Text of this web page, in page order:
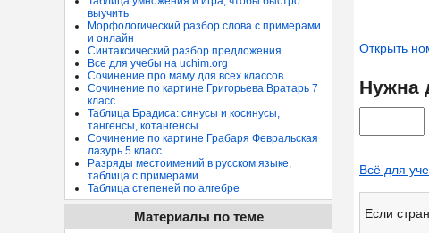
Открыть
Нужна
Всё для
Если
выучить
Морфологический разбор слова с примерами
и онлайн
Синтаксический разбор предложения
Все для учебы на uchim.org
Сочинение про маму для всех классов
Сочинение по картине Григорьева Вратарь 7
класс
Таблица Брадиса: синусы и косинусы,
тангенсы, котангенсы
Сочинение по картине Грабаря Февральская
лазурь 5 класс
Разряды местоимений в русском языке,
таблица с примерами
Таблица степеней по алгебре
Материалы по теме